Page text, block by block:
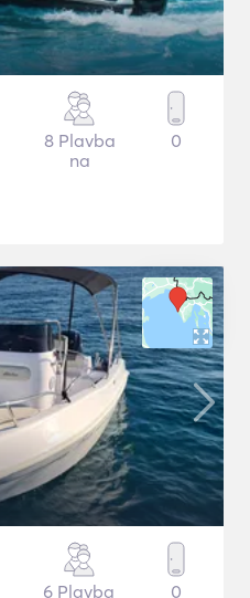
8 Plavba
na
0
6 Plavba
0